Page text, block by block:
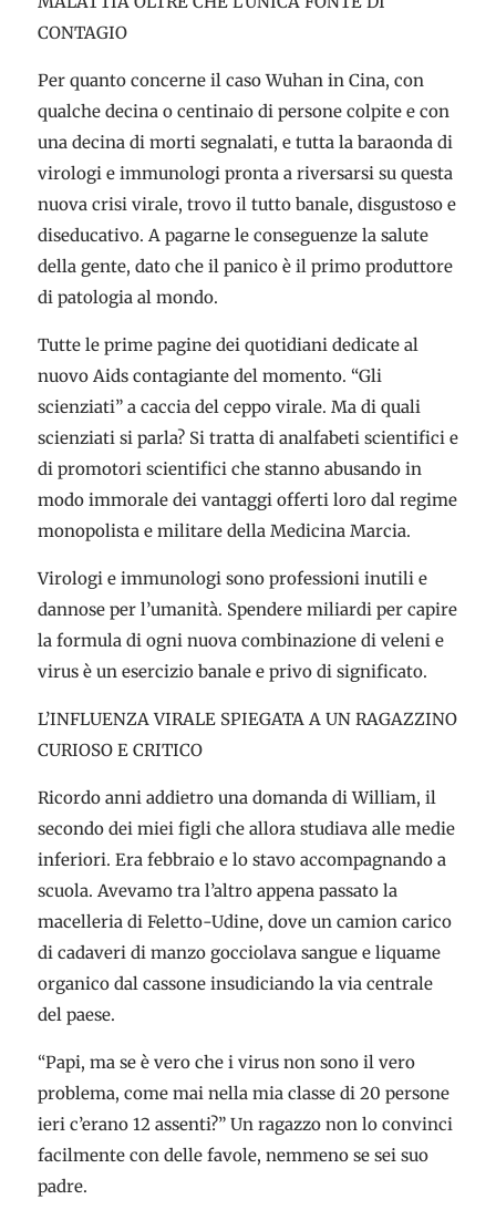
CONTAGIO
Per quanto concerne il caso Wuhan in Cina, con
qualche decina o centinaio di persone colpite e con
una decina di morti segnalati, e tutta la baraonda di
virologi e immunologi pronta a riversarsi su questa
nuova crisi virale, trovo il tutto banale, disgustoso e
diseducativo. A pagarne le conseguenze la salute
della gente, dato che il panico è il primo produttore
di patologia al mondo.
Tutte le prime pagine dei quotidiani dedicate al
nuovo Aids contagiante del momento. “Gli
scienziati” a caccia del ceppo virale. Ma di quali
scienziati si parla? Si tratta di analfabeti scientifici e
di promotori scientifici che stanno abusando in
modo immorale dei vantaggi offerti loro dal regime
monopolista e militare della Medicina Marcia.
Virologi e immunologi sono professioni inutili e
dannose per l’umanità. Spendere miliardi per capire
la formula di ogni nuova combinazione di veleni e
virus è un esercizio banale e privo di significato.
L’INFLUENZA VIRALE SPIEGATA A UN RAGAZZINO
CURIOSO E CRITICO
Ricordo anni addietro una domanda di William, il
secondo dei miei figli che allora studiava alle medie
inferiori. Era febbraio e lo stavo accompagnando a
scuola. Avevamo tra l’altro appena passato la
macelleria di Feletto-Udine, dove un camion carico
di cadaveri di manzo gocciolava sangue e liquame
organico dal cassone insudiciando la via centrale
del paese.
“Papi, ma se è vero che i virus non sono il vero
problema, come mai nella mia classe di 20 persone
ieri c’erano 12 assenti?” Un ragazzo non lo convinci
facilmente con delle favole, nemmeno se sei suo
padre.